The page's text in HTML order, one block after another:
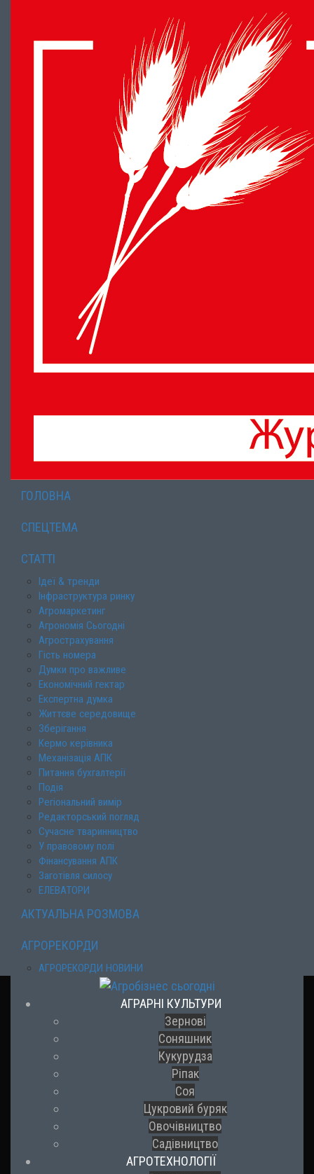
ГОЛОВНА
СПЕЦТЕМА
СТАТТІ
Ідеї & тренди
Інфраструктура ринку
Агромаркетинг
Агрономія Сьогодні
Агрострахування
Гість номера
Думки про важливе
Економічний гектар
Експертна думка
Життєве середовище
Зберігання
Кермо керівника
Механізація АПК
Питання бухгалтерії
Подія
Регіональний вимір
Редакторський погляд
Сучасне тваринництво
У правовому полі
Фінансування АПК
Заготівля силосу
ЕЛЕВАТОРИ
АКТУАЛЬНА РОЗМОВА
АГРОРЕКОРДИ
АГРОРЕКОРДИ НОВИНИ
АГРАРНІ КУЛЬТУРИ
Зернові
Соняшник
Кукурудза
Ріпак
Соя
Цукровий буряк
Овочівництво
Садівництво
АГРОТЕХНОЛОГІЇ